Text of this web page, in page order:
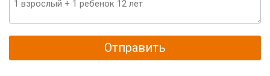
Отправить